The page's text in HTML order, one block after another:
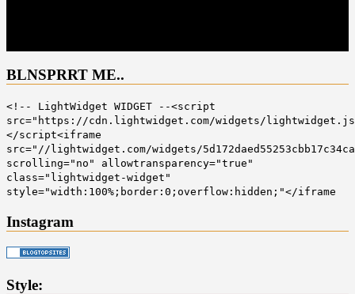
BLNSPRRT ME..
<!-- LightWidget WIDGET --<script
src="https://cdn.lightwidget.com/widgets/
</script<iframe
src="//lightwidget.com/widgets/
scrolling="no" allowtransparency="true"
class="lightwidget-widget"
style="width:100%;border:0;overflow:hidden;"</iframe
Instagram
Style: